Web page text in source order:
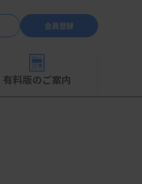
会員登録
有料版のご案内